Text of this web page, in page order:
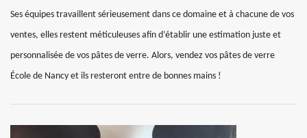
Ses équipes travaillent sérieusement dans ce domaine et à chacune de vos
ventes, elles restent méticuleuses afin d’établir une estimation juste et
personnalisée de vos pâtes de verre. Alors, vendez vos pâtes de verre
École de Nancy et ils resteront entre de bonnes mains !